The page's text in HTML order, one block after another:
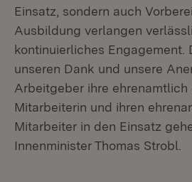
Einsatz, sondern auch
Ausbildung verlangen
kontinuierliches Engagement.
unseren Dank und unsere
Arbeitgeber ihre ehrenamtlich
Mitarbeiterin und ihren
Mitarbeiter in den Einsatz
Innenminister Thomas Strobl.